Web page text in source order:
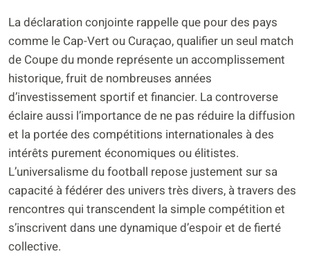
La déclaration conjointe rappelle que pour des pays
comme le Cap-Vert ou Curaçao, qualifier un seul match
de Coupe du monde représente un accomplissement
historique, fruit de nombreuses années
d’investissement sportif et financier. La controverse
éclaire aussi l’importance de ne pas réduire la diffusion
et la portée des compétitions internationales à des
intérêts purement économiques ou élitistes.
L’universalisme du football repose justement sur sa
capacité à fédérer des univers très divers, à travers des
rencontres qui transcendent la simple compétition et
s’inscrivent dans une dynamique d’espoir et de fierté
collective.